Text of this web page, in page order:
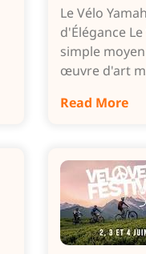
Le Vélo
d'Élégance
simple
œuvre d'art
Read More